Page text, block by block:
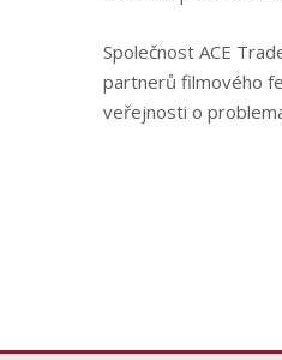
Společnost ACE
partnerů filmového
veřejnosti o